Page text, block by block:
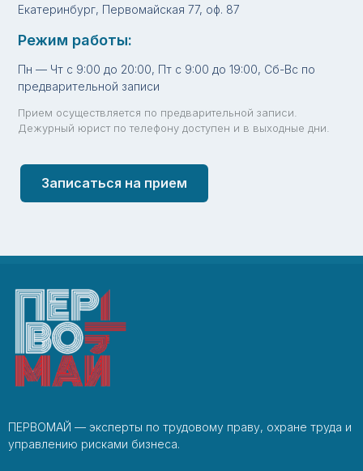
Екатеринбург, Первомайская 77, оф. 87
Режим работы:
Пн — Чт с 9:00 до 20:00, Пт с 9:00 до 19:00, Сб-Вс по
предварительной записи
Прием осуществляется по предварительной записи.
Дежурный юрист по телефону доступен и в выходные дни.
Записаться на прием
ПЕРВОМАЙ — эксперты по трудовому праву, охране труда и
управлению рисками бизнеса.